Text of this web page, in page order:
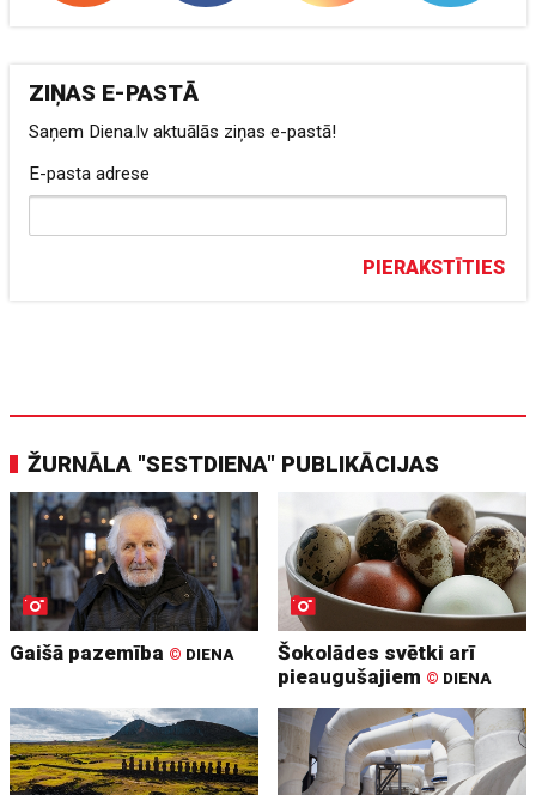
ZIŅAS E-PASTĀ
Saņem Diena.lv aktuālās ziņas e-pastā!
E-pasta adrese
PIERAKSTĪTIES
ŽURNĀLA "SESTDIENA" PUBLIKĀCIJAS
Gaišā pazemība © DIENA
Šokolādes svētki arī
pieaugušajiem © DIENA